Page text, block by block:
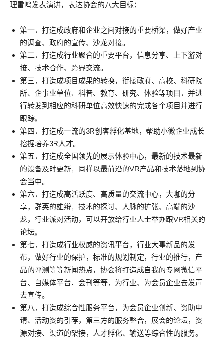
理雷鸣发表演讲，表达协会的八大目标：
第一，打造成政府和企业之间对接的重要桥梁，做好产业
的调查、政府的宣传、沙龙对接。
第二，打造成行业聚合的重要平台，信息分享、上下游对
接、技术合作、跨界交流。
第三，打造成项目成果的转换，衔接政府、高校、科研院
所、企事业单位、科普、教育、研究、体验等项目，并进
行转发到相应的科研单位高效快速的完成各个项目并进行
跟踪。
第四，打造成一流的3R创客孵化基地，帮助小微企业成长
挖掘培养3R人才。
第五，打造成全国领先的展示体验中心，最新的技术最新
的设备及时更新，同样以最前沿的VR产品和技术落地到协
会当中。
第六，打造成高活跃度、高质量的交流中心，大咖的分
享，群英的雄辩，技术的探讨、人脉的扩张、高端的沙
龙，行业派对活动，可以开放给行业人士举办跟VR相关的
论坛。
第七，打造成行业权威的资讯平台，行业大事新品的发
布，做好行业的保护，标准的规划制定，行业的推行，产
品的评测等等新闻热点，协会将打造成自我的专网微信平
台、自媒体平台、会刊等等，为行业、为会员企业去发声
去宣传。
第八，打造成综合性服务平台，为会员企业创新、资助申
请、活动资的引荐，第三方的服务整合，展会的论坛，资
源对接、渠道的架接，人才孵化、输送等综合性的服务。